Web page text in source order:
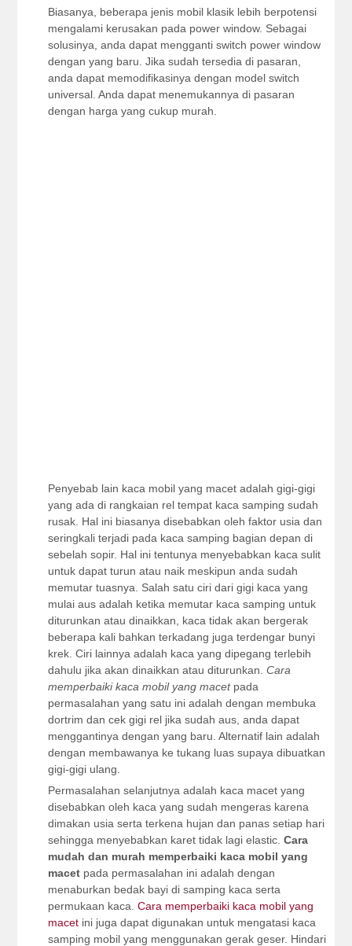
Biasanya, beberapa jenis mobil klasik lebih berpotensi
mengalami kerusakan pada power window. Sebagai
solusinya, anda dapat mengganti switch power window
dengan yang baru. Jika sudah tersedia di pasaran,
anda dapat memodifikasinya dengan model switch
universal. Anda dapat menemukannya di pasaran
dengan harga yang cukup murah.
Penyebab lain kaca mobil yang macet adalah gigi-gigi
yang ada di rangkaian rel tempat kaca samping sudah
rusak. Hal ini biasanya disebabkan oleh faktor usia dan
seringkali terjadi pada kaca samping bagian depan di
sebelah sopir. Hal ini tentunya menyebabkan kaca sulit
untuk dapat turun atau naik meskipun anda sudah
memutar tuasnya. Salah satu ciri dari gigi kaca yang
mulai aus adalah ketika memutar kaca samping untuk
diturunkan atau dinaikkan, kaca tidak akan bergerak
beberapa kali bahkan terkadang juga terdengar bunyi
krek. Ciri lainnya adalah kaca yang dipegang terlebih
dahulu jika akan dinaikkan atau diturunkan. Cara
memperbaiki kaca mobil yang macetpada
permasalahan yang satu ini adalah dengan membuka
dortrim dan cek gigi rel jika sudah aus, anda dapat
menggantinya dengan yang baru. Alternatif lain adalah
dengan membawanya ke tukang luas supaya dibuatkan
gigi-gigi ulang.
Permasalahan selanjutnya adalah kaca macet yang
disebabkan oleh kaca yang sudah mengeras karena
dimakan usia serta terkena hujan dan panas setiap hari
sehingga menyebabkan karet tidak lagi elastic. Cara
mudah dan murah memperbaiki kaca mobil yang
macetpada permasalahan ini adalah dengan
menaburkan bedak bayi di samping kaca serta
permukaan kaca. Cara memperbaiki kaca mobil yang
macetini juga dapat digunakan untuk mengatasi kaca
samping mobil yang menggunakan gerak geser. Hindari